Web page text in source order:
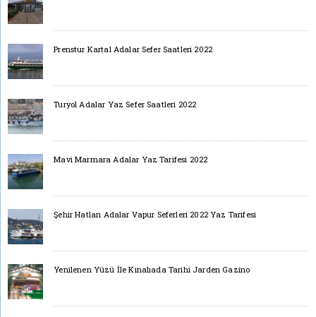
Prenstur Kartal Adalar Sefer Saatleri 2022
Turyol Adalar Yaz Sefer Saatleri 2022
Mavi Marmara Adalar Yaz Tarifesi 2022
Şehir Hatları Adalar Vapur Seferleri 2022 Yaz Tarifesi
Yenilenen Yüzü İle Kınalıada Tarihi Jarden Gazino